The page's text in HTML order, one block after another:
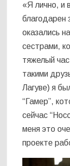
«Я лично, и
благодарен
оказались
сестрами,
тяжелый
такими
Лагуве) я
“Гамер”,
сейчас
меня это
проекте